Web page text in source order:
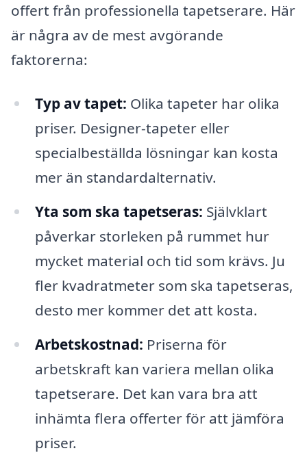
offert från professionella tapetserare. Här
är några av de mest avgörande
faktorerna:
Typ av tapet: Olika tapeter har olika
priser. Designer-tapeter eller
specialbeställda lösningar kan kosta
mer än standardalternativ.
Yta som ska tapetseras: Självklart
påverkar storleken på rummet hur
mycket material och tid som krävs. Ju
fler kvadratmeter som ska tapetseras,
desto mer kommer det att kosta.
Arbetskostnad: Priserna för
arbetskraft kan variera mellan olika
tapetserare. Det kan vara bra att
inhämta flera offerter för att jämföra
priser.